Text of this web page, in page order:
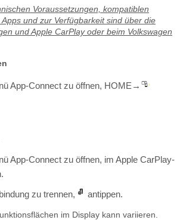
Voraussetzungen, kompatiblen
und zur Verfügbarkeit sind über die
und Apple CarPlay oder beim Volkswagen
App-Connect zu öffnen, HOME →
App-Connect zu öffnen, im Apple CarPlay-
zu trennen,
antippen.
im Display kann variieren.